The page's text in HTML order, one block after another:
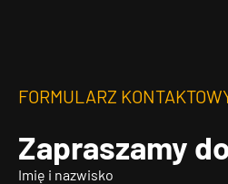
FORMULARZ
Zapraszamy